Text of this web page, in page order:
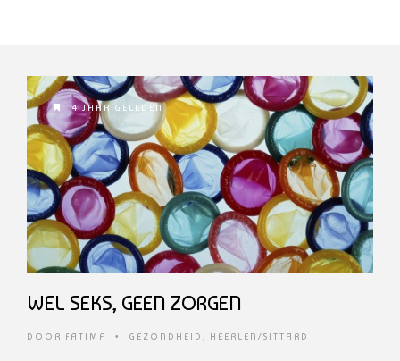
4 JAAR GELEDEN
WEL SEKS, GEEN ZORGEN
DOOR FATIMA • GEZONDHEID , HEERLEN/SITTARD